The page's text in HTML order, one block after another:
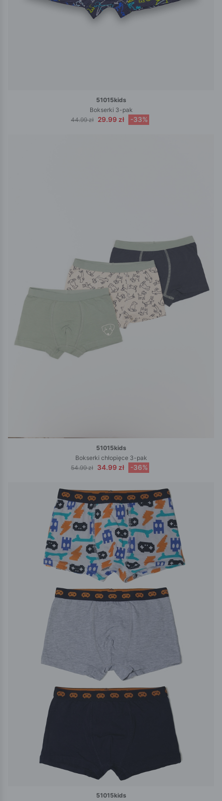
51015kids
Bokserki 3-pak
44.99 zł 29.99 zł -33%
51015kids
Bokserki chłopięce 3-pak
54.99 zł 34.99 zł -36%
51015kids